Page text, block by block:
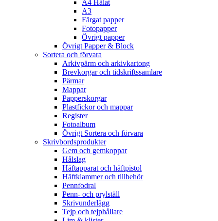
A4 Hålat
A3
Färgat papper
Fotopapper
Övrigt papper
Övrigt Papper & Block
Sortera och förvara
Arkivpärm och arkivkartong
Brevkorgar och tidskriftssamlare
Pärmar
Mappar
Papperskorgar
Plastfickor och mappar
Register
Fotoalbum
Övrigt Sortera och förvara
Skrivbordsprodukter
Gem och gemkoppar
Hålslag
Häftapparat och häftpistol
Häftklammer och tillbehör
Pennfodral
Penn- och prylställ
Skrivunderlägg
Tejp och tejphållare